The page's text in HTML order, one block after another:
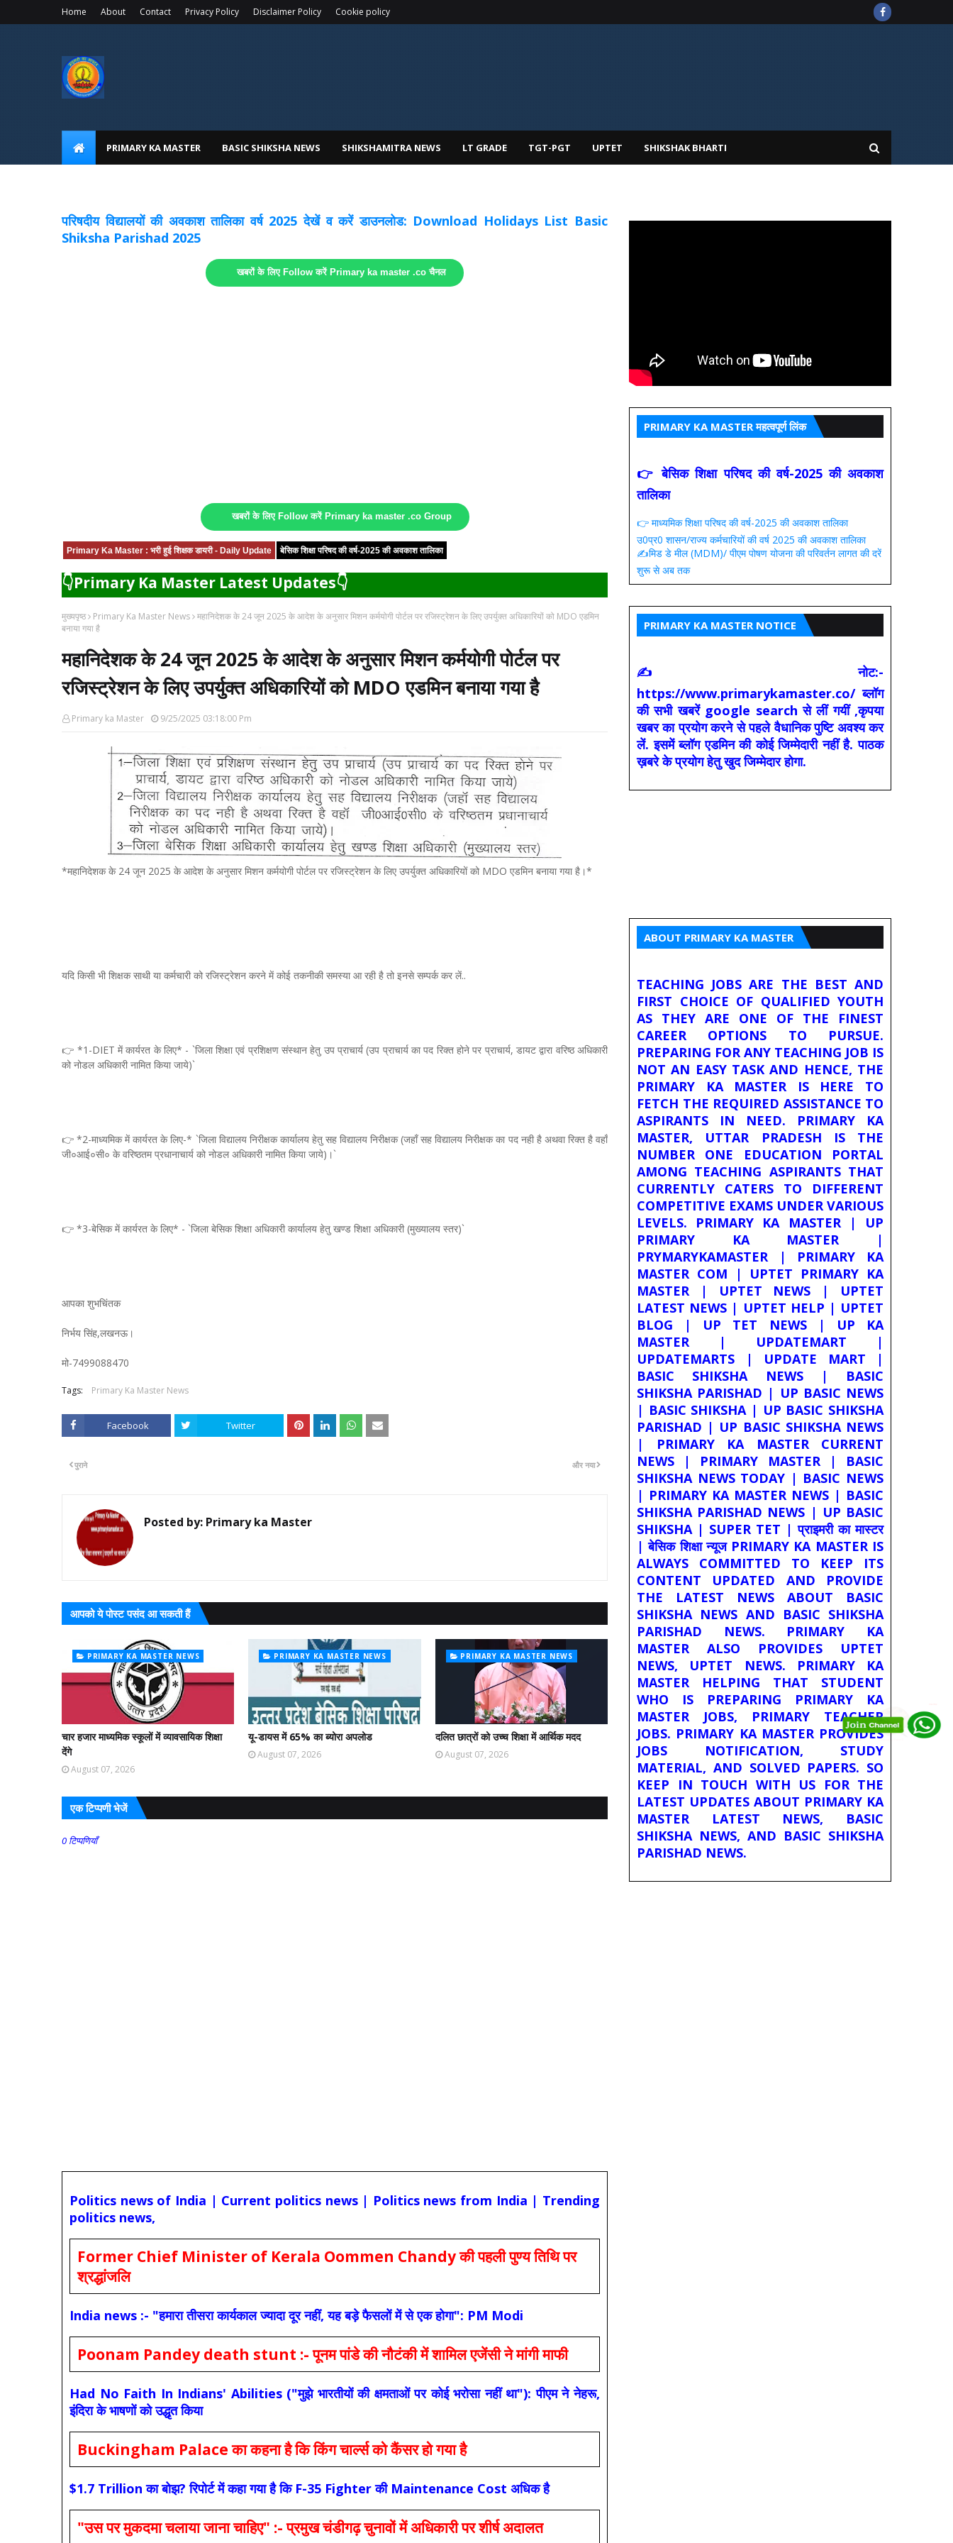
Home About Contact Privacy Policy Disclaimer Policy Cookie policy
PRIMARY KA MASTER BASIC SHIKSHA NEWS SHIKSHAMITRA NEWS LT GRADE TGT-PGT UPTET SHIKSHAK BHARTI
परिषदीय विद्यालयों की अवकाश तालिका वर्ष 2025 देखें व करें डाउनलोड: Download Holidays List Basic
Shiksha Parishad 2025
खबरों के लिए Follow करें Primary ka master .co चैनल
खबरों के लिए Follow करें Primary ka master .co Group
Primary Ka Master : भरी हुई शिक्षक डायरी - Daily Update बेसिक शिक्षा परिषद की वर्ष-2025 की अवकाश तालिका
👇Primary Ka Master Latest Updates👇
मुख्यपृष्ठ Primary Ka Master News महानिदेशक के 24 जून 2025 के आदेश के अनुसार मिशन कर्मयोगी पोर्टल पर रजिस्ट्रेशन के लिए उपर्युक्त अधिकारियों को MDO एडमिन
बनाया गया है
महानिदेशक के 24 जून 2025 के आदेश के अनुसार मिशन कर्मयोगी पोर्टल पर
रजिस्ट्रेशन के लिए उपर्युक्त अधिकारियों को MDO एडमिन बनाया गया है
Primary ka Master 9/25/2025 03:18:00 Pm
*महानिदेशक के 24 जून 2025 के आदेश के अनुसार मिशन कर्मयोगी पोर्टल पर रजिस्ट्रेशन के लिए उपर्युक्त अधिकारियों को MDO एडमिन बनाया गया है।*
यदि किसी भी शिक्षक साथी या कर्मचारी को रजिस्ट्रेशन करने में कोई तकनीकी समस्या आ रही है तो इनसे सम्पर्क कर लें..
👉 *1-DIET में कार्यरत के लिए* - `जिला शिक्षा एवं प्रशिक्षण संस्थान हेतु उप प्राचार्य (उप प्राचार्य का पद रिक्त होने पर प्राचार्य, डायट द्वारा वरिष्ठ अधिकारी
को नोडल अधिकारी नामित किया जाये)`
👉 *2-माध्यमिक में कार्यरत के लिए-* `जिला विद्यालय निरीक्षक कार्यालय हेतु सह विद्यालय निरीक्षक (जहाँ सह विद्यालय निरीक्षक का पद नही है अथवा रिक्त है वहाँ
जी०आई०सी० के वरिष्ठतम प्रधानाचार्य को नोडल अधिकारी नामित किया जाये)।`
👉 *3-बेसिक में कार्यरत के लिए* - `जिला बेसिक शिक्षा अधिकारी कार्यालय हेतु खण्ड शिक्षा अधिकारी (मुख्यालय स्तर)`
आपका शुभचिंतक
निर्भय सिंह,लखनऊ।
मो-7499088470
Tags: Primary Ka Master News
Facebook Twitter
और नया
पुराने
Posted by: Primary ka Master
आपको ये पोस्ट पसंद आ सकती हैं
PRIMARY KA MASTER NEWS
चार हजार माध्यमिक स्कूलों में व्यावसायिक शिक्षा
देंगे
August 07, 2026
PRIMARY KA MASTER NEWS
यू-डायस में 65% का ब्योरा अपलोड
August 07, 2026
PRIMARY KA MASTER NEWS
दलित छात्रों को उच्च शिक्षा में आर्थिक मदद
August 07, 2026
एक टिप्पणी भेजें
0 टिप्पणियाँ
Politics news of India | Current politics news | Politics news from India | Trending
politics news,
Former Chief Minister of Kerala Oommen Chandy की पहली पुण्य तिथि पर
श्रद्धांजलि
India news :- "हमारा तीसरा कार्यकाल ज्यादा दूर नहीं, यह बड़े फैसलों में से एक होगा": PM Modi
Poonam Pandey death stunt :- पूनम पांडे की नौटंकी में शामिल एजेंसी ने मांगी माफी
Had No Faith In Indians' Abilities ("मुझे भारतीयों की क्षमताओं पर कोई भरोसा नहीं था"): पीएम ने नेहरू,
इंदिरा के भाषणों को उद्धृत किया
Buckingham Palace का कहना है कि किंग चार्ल्स को कैंसर हो गया है
$1.7 Trillion का बोझ? रिपोर्ट में कहा गया है कि F-35 Fighter की Maintenance Cost अधिक है
"उस पर मुकदमा चलाया जाना चाहिए" :- प्रमुख चंडीगढ़ चुनावों में अधिकारी पर शीर्ष अदालत
PRIMARY KA MASTER महत्वपूर्ण लिंक
👉 बेसिक शिक्षा परिषद की वर्ष-2025 की अवकाश
तालिका
👉 माध्यमिक शिक्षा परिषद की वर्ष-2025 की अवकाश तालिका
उ0प्र0 शासन/राज्य कर्मचारियों की वर्ष 2025 की अवकाश तालिका
✍️मिड डे मील (MDM)/ पीएम पोषण योजना की परिवर्तन लागत की दरें
शुरू से अब तक
PRIMARY KA MASTER NOTICE
✍ नोट:-
https://www.primarykamaster.co/ ब्लॉग
की सभी खबरें google search से लीं गयीं ,कृपया
खबर का प्रयोग करने से पहले वैधानिक पुष्टि अवश्य कर
लें. इसमें ब्लॉग एडमिन की कोई जिम्मेदारी नहीं है. पाठक
ख़बरे के प्रयोग हेतु खुद जिम्मेदार होगा.
ABOUT PRIMARY KA MASTER
TEACHING JOBS ARE THE BEST AND
FIRST CHOICE OF QUALIFIED YOUTH
AS THEY ARE ONE OF THE FINEST
CAREER OPTIONS TO PURSUE.
PREPARING FOR ANY TEACHING JOB IS
NOT AN EASY TASK AND HENCE, THE
PRIMARY KA MASTER IS HERE TO
FETCH THE REQUIRED ASSISTANCE TO
ASPIRANTS IN NEED. PRIMARY KA
MASTER, UTTAR PRADESH IS THE
NUMBER ONE EDUCATION PORTAL
AMONG TEACHING ASPIRANTS THAT
CURRENTLY CATERS TO DIFFERENT
COMPETITIVE EXAMS UNDER VARIOUS
LEVELS. PRIMARY KA MASTER | UP
PRIMARY KA MASTER |
PRYMARYKAMASTER | PRIMARY KA
MASTER COM | UPTET PRIMARY KA
MASTER | UPTET NEWS | UPTET
LATEST NEWS | UPTET HELP | UPTET
BLOG | UP TET NEWS | UP KA
MASTER | UPDATEMART |
UPDATEMARTS | UPDATE MART |
BASIC SHIKSHA NEWS | BASIC
SHIKSHA PARISHAD | UP BASIC NEWS
| BASIC SHIKSHA | UP BASIC SHIKSHA
PARISHAD | UP BASIC SHIKSHA NEWS
| PRIMARY KA MASTER CURRENT
NEWS | PRIMARY MASTER | BASIC
SHIKSHA NEWS TODAY | BASIC NEWS
| PRIMARY KA MASTER NEWS | BASIC
SHIKSHA PARISHAD NEWS | UP BASIC
SHIKSHA | SUPER TET | प्राइमरी का मास्टर
| बेसिक शिक्षा न्यूज PRIMARY KA MASTER IS
ALWAYS COMMITTED TO KEEP ITS
CONTENT UPDATED AND PROVIDE
THE LATEST NEWS ABOUT BASIC
SHIKSHA NEWS AND BASIC SHIKSHA
PARISHAD NEWS. PRIMARY KA
MASTER ALSO PROVIDES UPTET
NEWS, UPTET NEWS. PRIMARY KA
MASTER HELPING THAT STUDENT
WHO IS PREPARING PRIMARY KA
MASTER JOBS, PRIMARY TEACHER
JOBS. PRIMARY KA MASTER PROVIDES
JOBS NOTIFICATION, STUDY
MATERIAL, AND SOLVED PAPERS. SO
KEEP IN TOUCH WITH US FOR THE
LATEST UPDATES ABOUT PRIMARY KA
MASTER LATEST NEWS, BASIC
SHIKSHA NEWS, AND BASIC SHIKSHA
PARISHAD NEWS.